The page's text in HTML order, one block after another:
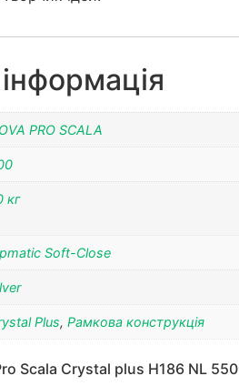
PRO SCALA
кг
Soft-Close
Plus, Рамкова конструкція
Scala Crystal plus H186 NL 550